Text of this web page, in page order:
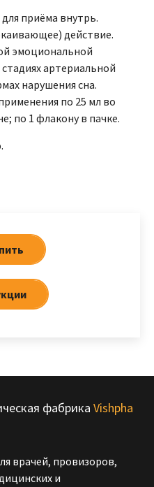
приёма внутрь.
действие.
эмоциональной
артериальной
нарушения сна.
по 25 мл во
по 1 флакону в пачке.
фабрика Vishpha
врачей, провизоров,
и